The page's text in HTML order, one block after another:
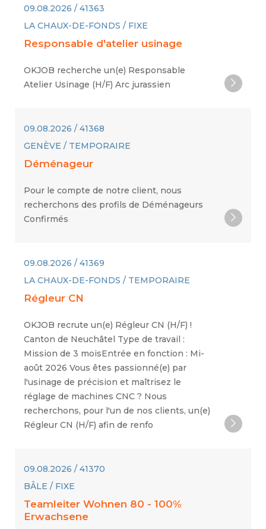
09.08.2026 / 41363
LA CHAUX-DE-FONDS / FIXE
Responsable d'atelier usinage
OKJOB recherche un(e) Responsable
Atelier Usinage (H/F) Arc jurassien
09.08.2026 / 41368
GENÈVE / TEMPORAIRE
Déménageur
Pour le compte de notre client, nous
recherchons des profils de Déménageurs
Confirmés
09.08.2026 / 41369
LA CHAUX-DE-FONDS / TEMPORAIRE
Régleur CN
OKJOB recrute un(e) Régleur CN (H/F) !
Canton de Neuchâtel Type de travail :
Mission de 3 moisEntrée en fonction : Mi-
août 2026 Vous êtes passionné(e) par
l'usinage de précision et maîtrisez le
réglage de machines CNC ? Nous
recherchons, pour l'un de nos clients, un(e)
Régleur CN (H/F) afin de renfo
09.08.2026 / 41370
BÂLE / FIXE
Teamleiter Wohnen 80 - 100%
Erwachsene